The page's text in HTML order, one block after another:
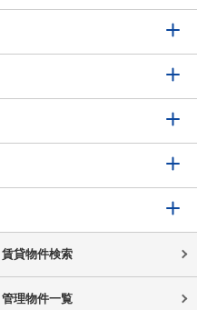
賃貸物件検索
管理物件一覧